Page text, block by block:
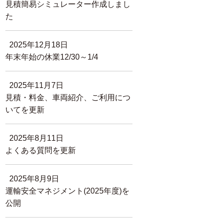
見積簡易シミュレーター作成しまし
た
2025年12月18日
年末年始の休業12/30～1/4
2025年11月7日
見積・料金、車両紹介、ご利用につ
いてを更新
2025年8月11日
よくある質問を更新
2025年8月9日
運輸安全マネジメント(2025年度)を
公開